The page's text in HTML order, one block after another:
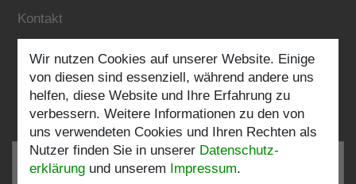
Kontakt
Folgen Sie uns:
Wir nutzen Cookies auf unserer Website. Einige
von diesen sind essenziell, während andere uns
helfen, diese Website und Ihre Erfahrung zu
verbessern. Weitere Informationen zu den von
uns verwendeten Cookies und Ihren Rechten als
Nutzer finden Sie in unserer Daten­schutz­
erklärung und unserem Impressum.